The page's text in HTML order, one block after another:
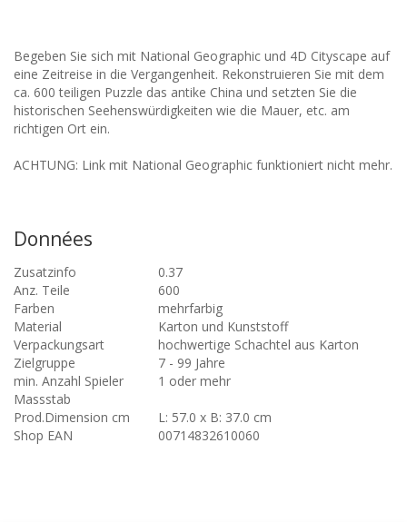
Begeben Sie sich mit National Geographic und 4D Cityscape auf
eine Zeitreise in die Vergangenheit. Rekonstruieren Sie mit dem
ca. 600 teiligen Puzzle das antike China und setzten Sie die
historischen Seehenswürdigkeiten wie die Mauer, etc. am
richtigen Ort ein.
ACHTUNG: Link mit National Geographic funktioniert nicht mehr.
Données
Zusatzinfo
0.37
Anz. Teile
600
Farben
mehrfarbig
Material
Karton und Kunststoff
Verpackungsart
hochwertige Schachtel aus Karton
Zielgruppe
7 - 99 Jahre
min. Anzahl Spieler
1 oder mehr
Massstab
Prod.Dimension cm
L: 57.0 x B: 37.0 cm
Shop EAN
00714832610060